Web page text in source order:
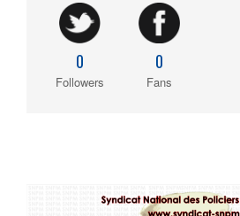
0
Followers
0
Fans